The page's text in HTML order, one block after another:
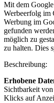
Mit dem
Werbeerfolg im
Werbung im
gefunden
möglich zu
zu halten. Dies
Beschreibung:
Erhobene
Sichtbarkeit
Klicks auf